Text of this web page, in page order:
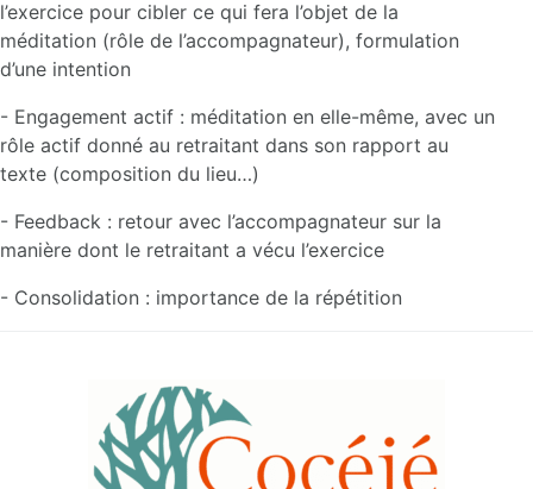
l’exercice pour cibler ce qui fera l’objet de la
méditation (rôle de l’accompagnateur), formulation
d’une intention
- Engagement actif : méditation en elle-même, avec un
rôle actif donné au retraitant dans son rapport au
texte (composition du lieu…)
- Feedback : retour avec l’accompagnateur sur la
manière dont le retraitant a vécu l’exercice
- Consolidation : importance de la répétition